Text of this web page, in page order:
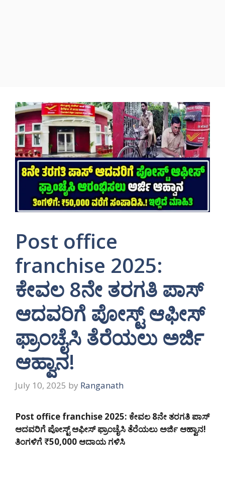
Post office
franchise 2025:
ಕೇವಲ 8ನೇ ತರಗತಿ ಪಾಸ್
ಆದವರಿಗೆ ಪೋಸ್ಟ್ ಆಫೀಸ್
ಫ್ರಾಂಚೈಸಿ ತೆರೆಯಲು ಅರ್ಜಿ
ಆಹ್ವಾನ!
July 10, 2025 by Ranganath
Post office franchise 2025: ಕೇವಲ 8ನೇ ತರಗತಿ ಪಾಸ್
ಆದವರಿಗೆ ಪೋಸ್ಟ್ ಆಫೀಸ್ ಫ್ರಾಂಚೈಸಿ ತೆರೆಯಲು ಅರ್ಜಿ ಆಹ್ವಾನ!
ತಿಂಗಳಿಗೆ ₹50,000 ಆದಾಯ ಗಳಿಸಿ